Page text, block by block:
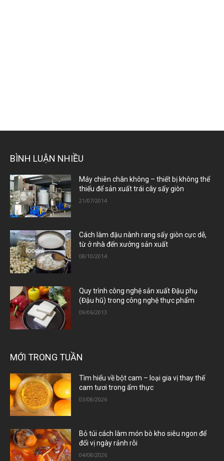
BÌNH LUẬN NHIỀU
Máy chiên chân không – thiết bị không thể
thiếu để sản xuất trái cây sấy giòn
21/07/2014
Cách làm đậu nành rang sấy giòn cực dễ,
từ ở nhà đến xưởng sản xuất
08/10/2014
Quy trình công nghệ sản xuất Đậu phụ
(Đậu hũ) trong công nghệ thực phẩm
09/06/2013
MỚI TRONG TUẦN
Tìm hiểu về bột cam – loại gia vị thay thế
cam tươi trong ẩm thực
03/08/2026
Bỏ túi cách làm món bò kho siêu ngon để
đổi vị ngày rảnh rỗi
04/08/2026